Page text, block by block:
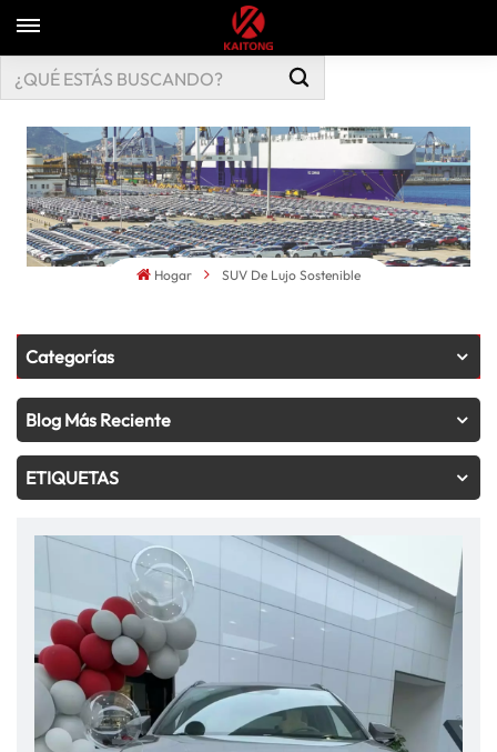
Hogar SUV De Lujo Sostenible
Categorías
Blog Más Reciente
ETIQUETAS